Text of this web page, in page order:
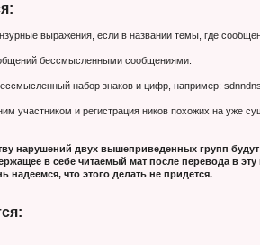
выражения, если в названии темы, где
бессмысленными сообщениями.
набор знаков и цифр, например:
участником и регистрация ников похожих на уже
нарушений двух вышеприведенных групп
в себе читаемый мат после перевода в
что этого делать не придется.